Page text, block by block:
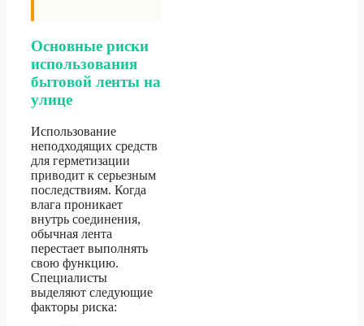
Основные риски
использования
бытовой ленты на
улице
Использование
неподходящих средств
для герметизации
приводит к серьезным
последствиям. Когда
влага проникает
внутрь соединения,
обычная лента
перестает выполнять
свою функцию.
Специалисты
выделяют следующие
факторы риска: